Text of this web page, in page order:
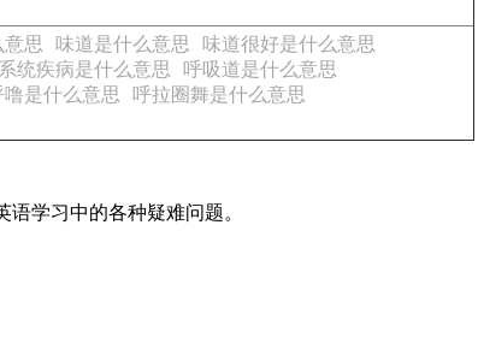
思 味道是什么意思
味道很好是什么意思
统疾病是什么意思
呼吸道是什么意思
噜是什么意思
呼拉圈舞是什么意思
学习中的各种疑难问题。